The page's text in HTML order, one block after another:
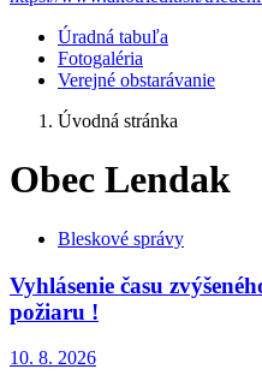
Úradná tabuľa
Fotogaléria
Verejné obstarávanie
Úvodná stránka
Obec Lendak
Bleskové správy
Vyhlásenie času
požiaru !
10. 8. 2026